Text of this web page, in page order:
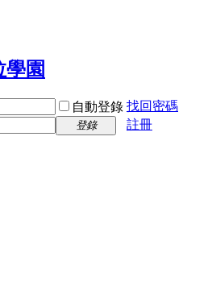
自動登錄 找回密碼
登錄
註冊